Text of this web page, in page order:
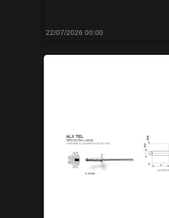
22/07/2026 00:00